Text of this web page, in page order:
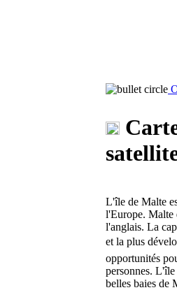
L'île de Malte
l'Europe. Malte
l'anglais. La
et la plus
opportunités
personnes.
belles baies de